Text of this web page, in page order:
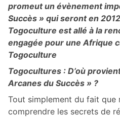
promeut un évènement
Succès » qui seront en
Togoculture est allé à la
engagée pour une Afrique
Togoculture
Togocultures : D’où
Arcanes du Succès » ?
Tout simplement du fait que
comprendre les secrets de